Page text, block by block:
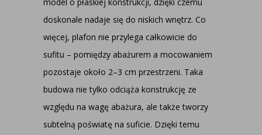
doskonale nadaje się do niskich wnętrz. Co
więcej, plafon nie przylega całkowicie do
sufitu – pomiędzy abażurem a mocowaniem
pozostaje około 2–3 cm przestrzeni. Taka
budowa nie tylko odciąża konstrukcję ze
względu na wagę abażura, ale także tworzy
subtelną poświatę na suficie. Dzięki temu